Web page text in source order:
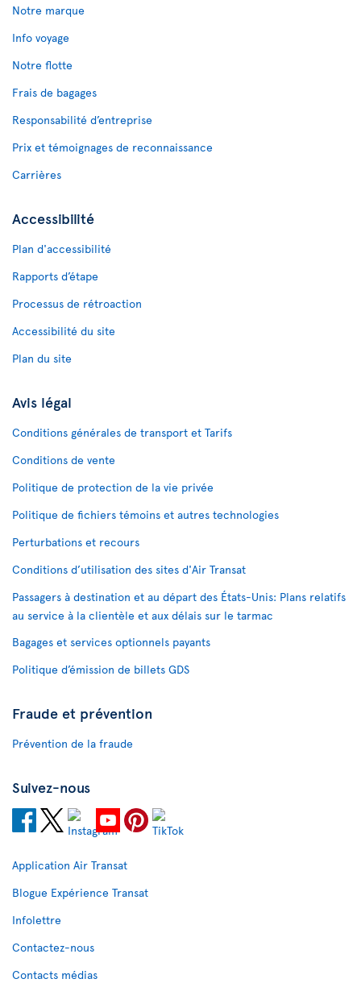
Notre marque
Info voyage
Notre flotte
Frais de bagages
Responsabilité d’entreprise
Prix et témoignages de reconnaissance
Carrières
Accessibilité
Plan d'accessibilité
Rapports d’étape
Processus de rétroaction
Accessibilité du site
Plan du site
Avis légal
Conditions générales de transport et Tarifs
Conditions de vente
Politique de protection de la vie privée
Politique de fichiers témoins et autres technologies
Perturbations et recours
Conditions d’utilisation des sites d'Air Transat
Passagers à destination et au départ des États-Unis: Plans relatifs
au service à la clientèle et aux délais sur le tarmac
Bagages et services optionnels payants
Politique d’émission de billets GDS
Fraude et prévention
Prévention de la fraude
Suivez-nous
Application Air Transat
Blogue Expérience Transat
Infolettre
Contactez-nous
Contacts médias